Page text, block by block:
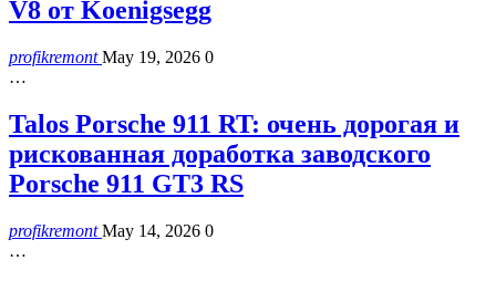
V8 от Koenigsegg
profikremontMay 19, 2026 0
…
Talos Porsche 911 RT: очень дорогая и
рискованная доработка заводского
Porsche 911 GT3 RS
profikremontMay 14, 2026 0
…